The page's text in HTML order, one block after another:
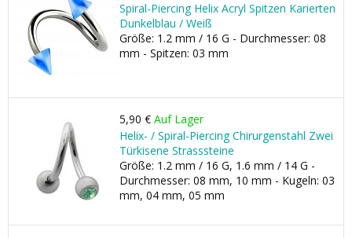
Spiral-Piercing Helix Acryl Spitzen Karierten
Dunkelblau / Weiß
Größe: 1.2 mm / 16 G - Durchmesser: 08
mm - Spitzen: 03 mm
5,90 € Auf Lager
Helix- / Spiral-Piercing Chirurgenstahl Zwei
Türkisene Strasssteine
Größe: 1.2 mm / 16 G, 1.6 mm / 14 G -
Durchmesser: 08 mm, 10 mm - Kugeln: 03
mm, 04 mm, 05 mm